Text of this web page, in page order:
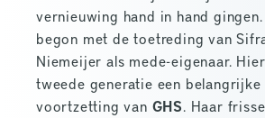
vernieuwing hand in hand
begon met de toetreding van
Niemeijer als mede-eigenaar.
tweede generatie een
voortzetting van GHS. Haar